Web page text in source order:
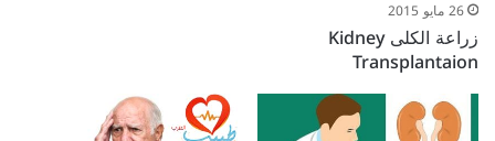
26 مايو 2015
زراعة الكلى Kidney
Transplantaion